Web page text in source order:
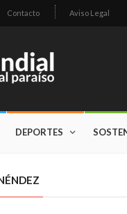
Contacto Aviso Legal
DEPORTES